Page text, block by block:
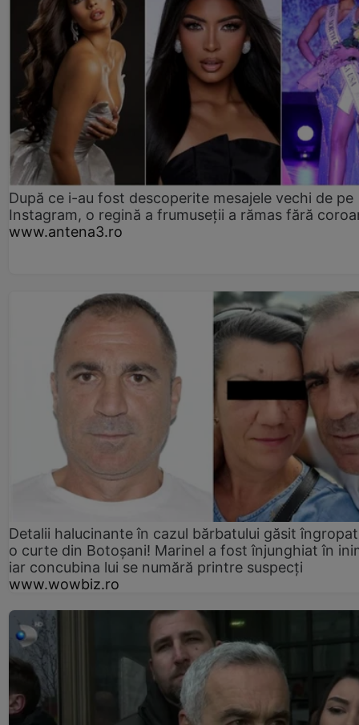
După ce i-au fost descoperite mesajele vechi de pe
Instagram, o regină a frumuseții a rămas fără
www.antena3.ro
Detalii halucinante în cazul bărbatului găsit
o curte din Botoșani! Marinel a fost înjunghiat în
iar concubina lui se numără printre suspecți
www.wowbiz.ro